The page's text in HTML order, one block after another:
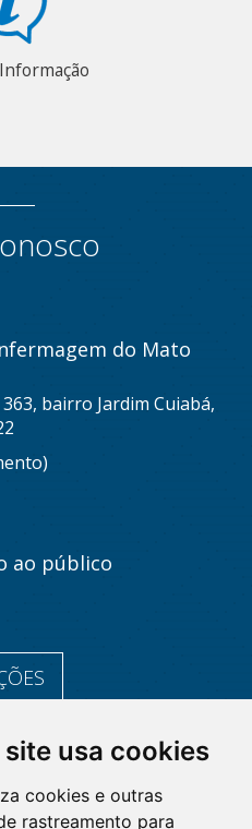
site usa cookies
cookies e outras
rastreamento para
do Mato
bairro Jardim Cuiabá,
ao público